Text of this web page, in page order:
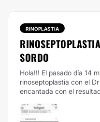
RINOPLASTIA
SORDO
Hola!!! El pasado día 14
rinoseptoplastia con el
encantada con el